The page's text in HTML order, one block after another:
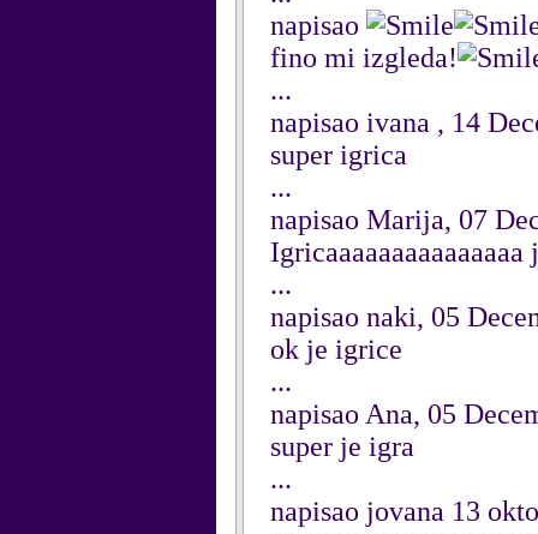
napisao
fino mi izgleda!
...
napisao ivana , 14
super igrica
...
napisao Marija, 07
...
napisao naki, 05
ok je igrice
...
napisao Ana, 05
super je igra
...
napisao jovana 13